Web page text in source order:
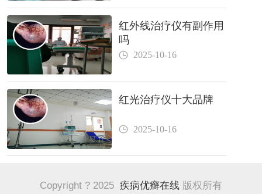
红外线治疗仪有副作用
吗
2025-10-16
红光治疗仪十大品牌
2025-10-16
Copyright ? 2025 疾病优癣在线 版权所有